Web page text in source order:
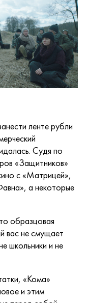
ленте рубли
Судя по
«Защитников»
с «Матрицей»,
а некоторые
образцовая
вас не смущает
школьники и не
«Кома»
и этим